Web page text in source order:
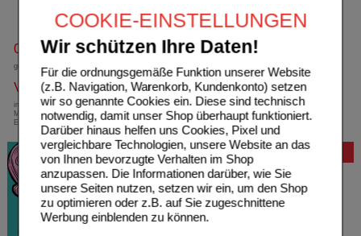
COOKIE-EINSTELLUNGEN
Wir schützen Ihre Daten!
Für die ordnungsgemäße Funktion unserer Website
(z.B. Navigation, Warenkorb, Kundenkonto) setzen
wir so genannte Cookies ein. Diese sind technisch
notwendig, damit unser Shop überhaupt funktioniert.
Darüber hinaus helfen uns Cookies, Pixel und
vergleichbare Technologien, unsere Website an das
von Ihnen bevorzugte Verhalten im Shop
anzupassen. Die Informationen darüber, wie Sie
unsere Seiten nutzen, setzen wir ein, um den Shop
zu optimieren oder z.B. auf Sie zugeschnittene
Werbung einblenden zu können.
0800-10 11 422
gebührenfreie Rufnummer
Versandkostenfrei
innerhalb Deutschlands bei einem
Mindestbestellwert von 13,99 Euro oder bei
Einsendung eines Kassenrezeptes
Bewertung